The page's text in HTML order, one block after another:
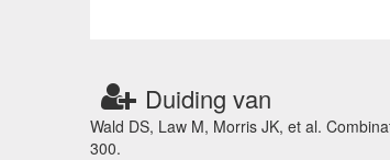
Duiding van
Wald DS, Law M, Morris JK, et al.
300.